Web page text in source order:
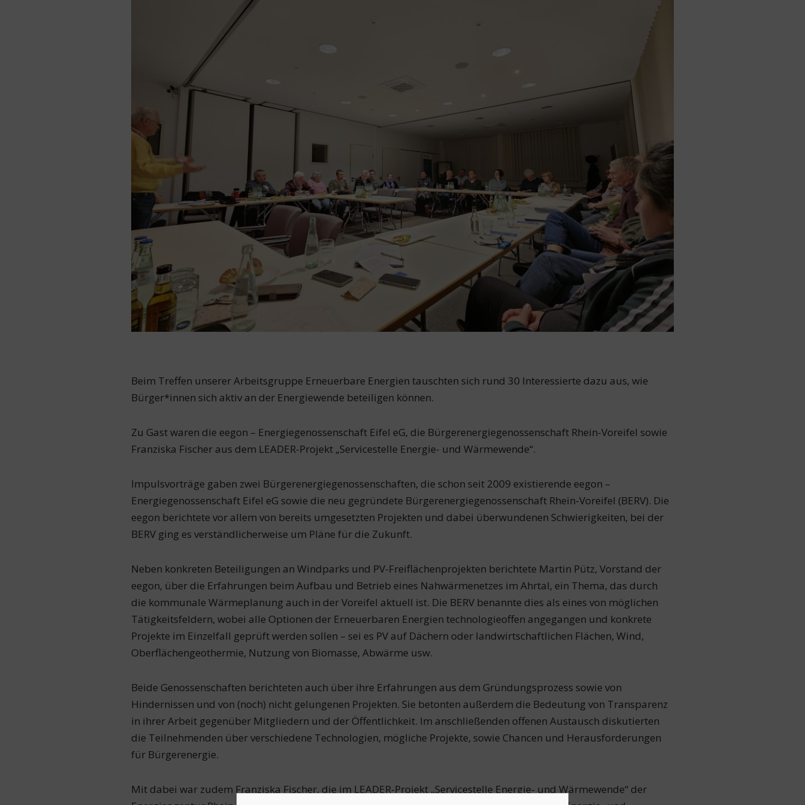
Beim Treffen unserer Arbeitsgruppe Erneuerbare Energien tauschten sich rund 30 Interessierte dazu aus, wie
Bürger*innen sich aktiv an der Energiewende beteiligen können.
Zu Gast waren die eegon – Energiegenossenschaft Eifel eG, die Bürgerenergiegenossenschaft Rhein-Voreifel sowie
Franziska Fischer aus dem LEADER-Projekt „Servicestelle Energie- und Wärmewende“.
​Impulsvorträge gaben zwei Bürgerenergiegenossenschaften, die schon seit 2009 existierende eegon –
Energiegenossenschaft Eifel eG sowie die neu gegründete Bürgerenergiegenossenschaft Rhein-Voreifel (BERV). Die
eegon berichtete vor allem von bereits umgesetzten Projekten und dabei überwundenen Schwierigkeiten, bei der
BERV ging es verständlicherweise um Pläne für die Zukunft.
Neben konkreten Beteiligungen an Windparks und PV-Freiflächenprojekten berichtete Martin Pütz, Vorstand der
eegon, über die Erfahrungen beim Aufbau und Betrieb eines Nahwärmenetzes im Ahrtal, ein Thema, das durch
die kommunale Wärmeplanung auch in der Voreifel aktuell ist. Die BERV benannte dies als eines von möglichen
Tätigkeitsfeldern, wobei alle Optionen der Erneuerbaren Energien technologieoffen angegangen und konkrete
Projekte im Einzelfall geprüft werden sollen – sei es PV auf Dächern oder landwirtschaftlichen Flächen, Wind,
Oberflächengeothermie, Nutzung von Biomasse, Abwärme usw.
Beide Genossenschaften berichteten auch über ihre Erfahrungen aus dem Gründungsprozess sowie von
Hindernissen und von (noch) nicht gelungenen Projekten. Sie betonten außerdem die Bedeutung von Transparenz
in ihrer Arbeit gegenüber Mitgliedern und der Öffentlichkeit. Im anschließenden offenen Austausch diskutierten
die Teilnehmenden über verschiedene Technologien, mögliche Projekte, sowie Chancen und Herausforderungen
für Bürgerenergie.
Mit dabei war zudem Franziska Fischer, die im LEADER-Projekt „Servicestelle Energie- und Wärmewende“ der